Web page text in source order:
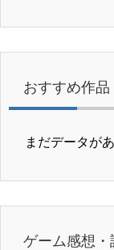
おすすめ作品
まだデータが
ゲーム感想・